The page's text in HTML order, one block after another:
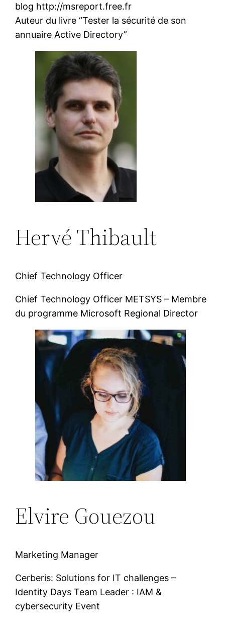
blog http://msreport.free.fr
Auteur du livre “Tester la sécurité de son
annuaire Active Directory”
Hervé Thibault
Chief Technology Officer
Chief Technology Officer METSYS – Membre
du programme Microsoft Regional Director
Elvire Gouezou
Marketing Manager
Cerberis: Solutions for IT challenges –
Identity Days Team Leader : IAM &
cybersecurity Event